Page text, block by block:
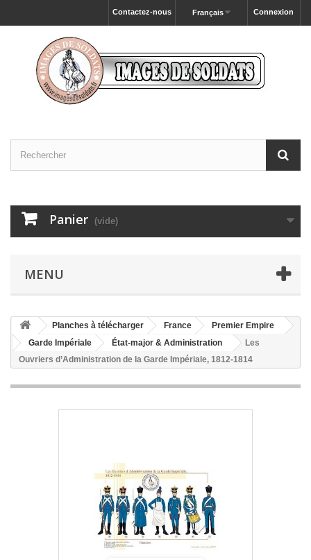
Connexion
Français
Contactez-nous
Panier (vide)
MENU
Planches à télécharger France
Premier Empire
Garde Impériale
État-major & Administration
Les
Ouvriers d’Administration de la Garde Impériale, 1812-1814